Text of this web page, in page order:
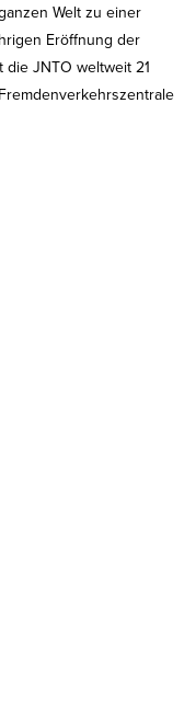
Welt zu einer
Eröffnung der
JNTO weltweit 21